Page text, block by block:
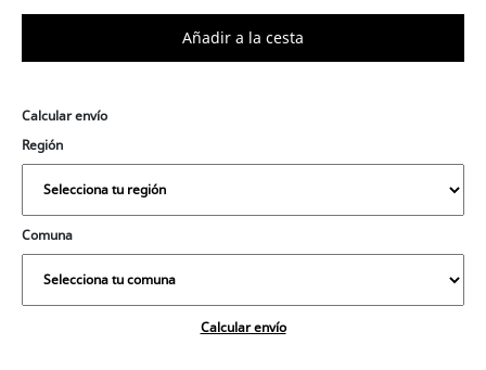
Calcular envío
Región
Comuna
Calcular envío